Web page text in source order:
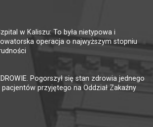
w Kaliszu: To była nietypowa i
operacja o najwyższym stopniu
Pogorszył się stan zdrowia jednego
pacjentów przyjętego na Oddział Zakaźny